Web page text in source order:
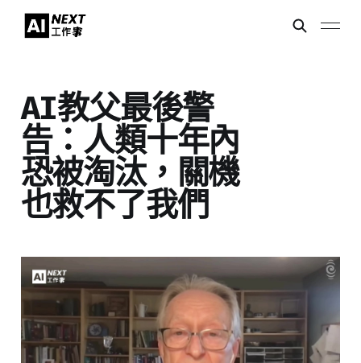
AI教父最後警
告：人類十年內
恐被淘汰，關機
也救不了我們